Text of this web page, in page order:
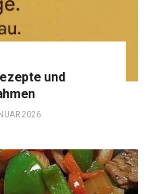
und
2026